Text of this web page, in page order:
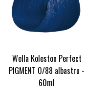
Wella Koleston Perfect
PIGMENT 0/88 albastru -
60ml